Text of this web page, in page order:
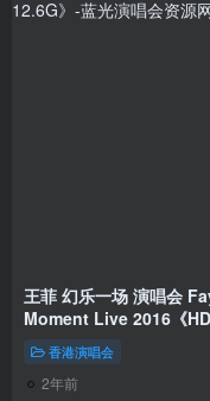
王菲 幻乐一场 演唱会
Moment Live 2016《
TS 12.6G》
香港演唱会
2年前